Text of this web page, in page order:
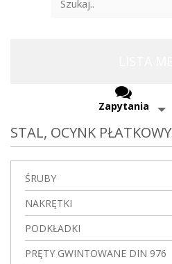
Zapytania
STAL, OCYNK PŁATKOWY
ŚRUBY
NAKRĘTKI
PODKŁADKI
PRĘTY GWINTOWANE DIN 976